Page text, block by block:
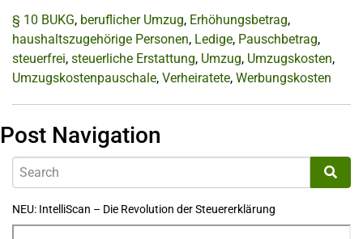
§ 10 BUKG, beruflicher Umzug, Erhöhungsbetrag,
haushaltszugehörige Personen, Ledige, Pauschbetrag,
steuerfrei, steuerliche Erstattung, Umzug, Umzugskosten,
Umzugskostenpauschale, Verheiratete, Werbungskosten
Post Navigation
NEU: IntelliScan – Die Revolution der Steuererklärung